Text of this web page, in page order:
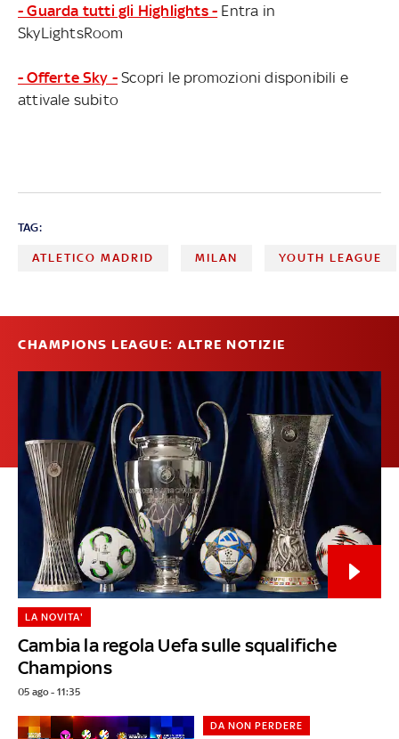
- Guarda tutti gli Highlights - Entra in
SkyLightsRoom
- Offerte Sky - Scopri le promozioni disponibili e
attivale subito
TAG:
ATLETICO MADRID MILAN YOUTH LEAGUE
CHAMPIONS LEAGUE: ALTRE NOTIZIE
Cambia la regola Uefa sulle squalifiche
Champions
LA NOVITA'
05 ago - 11:35
DA NON PERDERE